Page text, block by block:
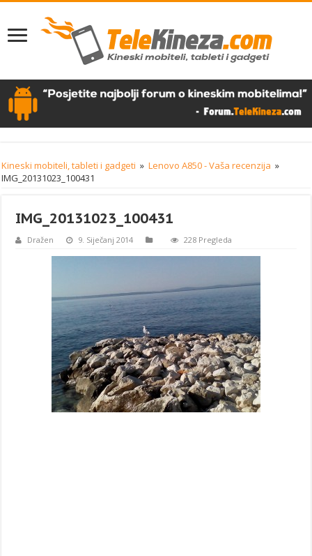
Kineski mobiteli, tableti i gadgeti » Lenovo A850 - Vaša recenzija »
IMG_20131023_100431
IMG_20131023_100431
Dražen 9. Siječanj 2014 228 Pregleda